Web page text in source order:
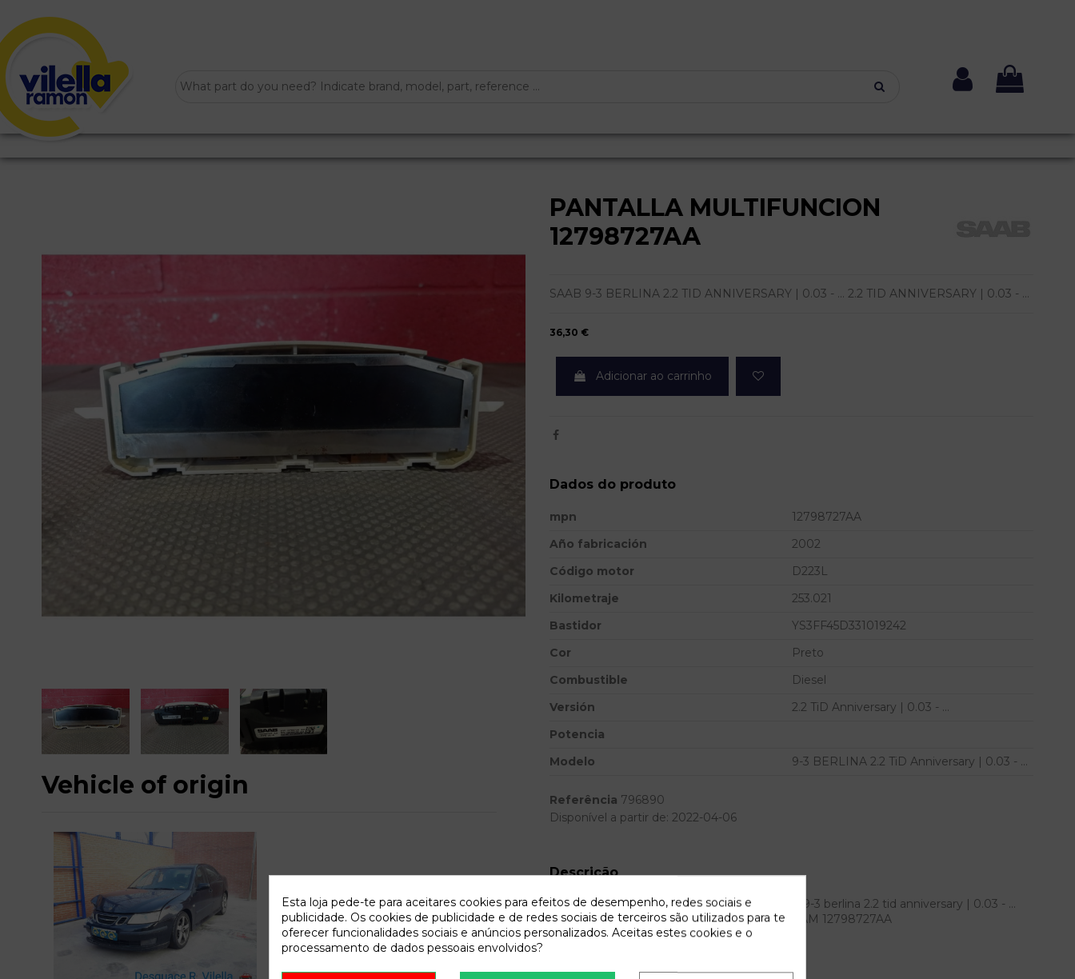
Vehicle of origin
PANTALLA MULTIFUNCION
12798727AA
SAAB 9-3 BERLINA 2.2 TID ANNIVERSARY | 0.03 - ... 2.2 TID ANNIVERSARY | 0.03 - ...
36,30 €
Adicionar ao carrinho
Dados do produto
mpn
12798727AA
Año fabricación
2002
Código motor
D223L
Kilometraje
253.021
Bastidor
YS3FF45D331019242
Cor
Preto
Combustible
Diesel
Versión
2.2 TiD Anniversary | 0.03 - ...
Potencia
Modelo
9-3 BERLINA 2.2 TiD Anniversary | 0.03 - ...
Referência 796890
Disponível a partir de: 2022-04-06
Descrição
Recambio de pantalla multifuncion para saab 9-3 berlina 2.2 tid anniversary | 0.03 - ...
2.2 tid anniversary | 0.03 - ... referencia OEM IAM 12798727AA
Esta loja pede-te para aceitares cookies para efeitos de desempenho, redes sociais e
publicidade. Os cookies de publicidade e de redes sociais de terceiros são utilizados para te
oferecer funcionalidades sociais e anúncios personalizados. Aceitas estes cookies e o
processamento de dados pessoais envolvidos?